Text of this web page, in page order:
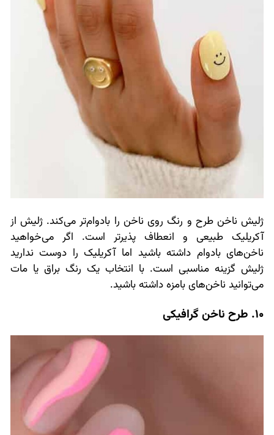
ژلیش ناخن طرح و رنگ روی ناخن را بادوام‌تر می‌کند. ژلیش از
آکریلیک طبیعی و انعطاف پذیرتر است. اگر می‌خواهید
ناخن‌های بادوام داشته باشید اما آکریلیک را دوست ندارید
ژلیش گزینه مناسبی است. با انتخاب یک رنگ براق یا مات
می‌توانید ناخن‌های بامزه داشته باشید.
10. طرح ناخن گرافیکی